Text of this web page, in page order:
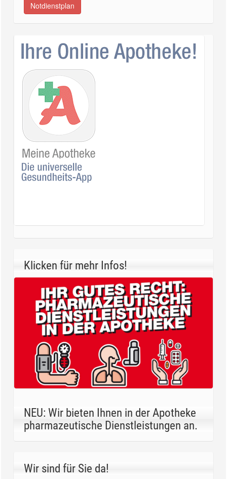
Notdienstplan
Klicken für mehr Infos!
NEU: Wir bieten Ihnen in der Apotheke
pharmazeutische Dienstleistungen an.
Wir sind für Sie da!